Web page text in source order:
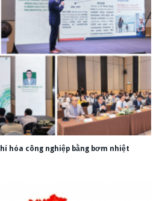
hóa công nghiệp bằng bơm nhiệt